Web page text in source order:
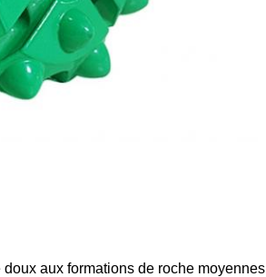
aux formations de roche moyennes